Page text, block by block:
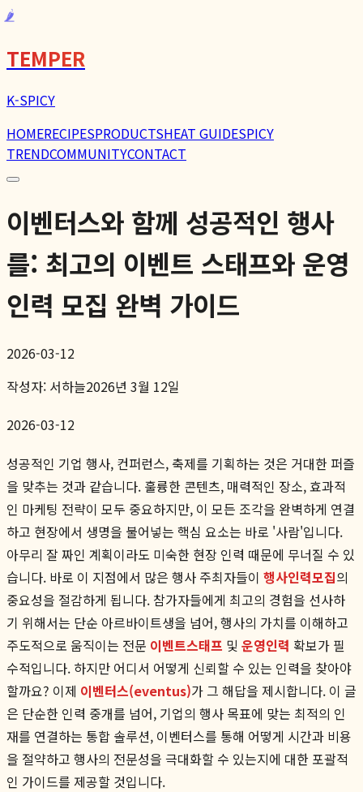
🌶️
TEMPER
K-SPICY
HOMERECIPESPRODUCTSHEAT GUIDESPICY
TRENDCOMMUNITYCONTACT
이벤터스와 함께 성공적인 행사
를: 최고의 이벤트 스태프와 운영
인력 모집 완벽 가이드
2026-03-12
작성자: 서하늘2026년 3월 12일
2026-03-12
성공적인 기업 행사, 컨퍼런스, 축제를 기획하는 것은 거대한 퍼즐
을 맞추는 것과 같습니다. 훌륭한 콘텐츠, 매력적인 장소, 효과적
인 마케팅 전략이 모두 중요하지만, 이 모든 조각을 완벽하게 연결
하고 현장에서 생명을 불어넣는 핵심 요소는 바로 '사람'입니다.
아무리 잘 짜인 계획이라도 미숙한 현장 인력 때문에 무너질 수 있
습니다. 바로 이 지점에서 많은 행사 주최자들이 행사인력모집의
중요성을 절감하게 됩니다. 참가자들에게 최고의 경험을 선사하
기 위해서는 단순 아르바이트생을 넘어, 행사의 가치를 이해하고
주도적으로 움직이는 전문 이벤트스태프 및 운영인력 확보가 필
수적입니다. 하지만 어디서 어떻게 신뢰할 수 있는 인력을 찾아야
할까요? 이제 이벤터스(eventus)가 그 해답을 제시합니다. 이 글
은 단순한 인력 중개를 넘어, 기업의 행사 목표에 맞는 최적의 인
재를 연결하는 통합 솔루션, 이벤터스를 통해 어떻게 시간과 비용
을 절약하고 행사의 전문성을 극대화할 수 있는지에 대한 포괄적
인 가이드를 제공할 것입니다.